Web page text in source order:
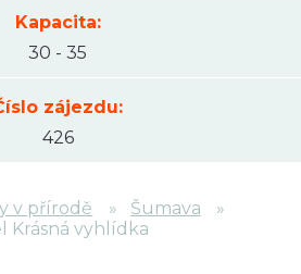
Kapacita:
30 - 35
zájezdu:
426
v přírodě
Šumava
Krásná vyhlídka